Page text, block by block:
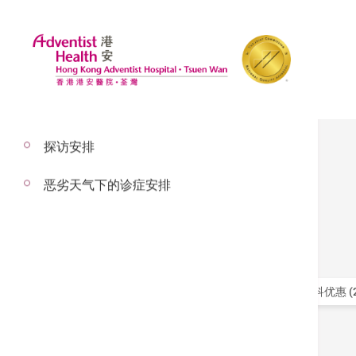
推广
心脏科优惠
探访安排
恶劣天气下的诊症安排